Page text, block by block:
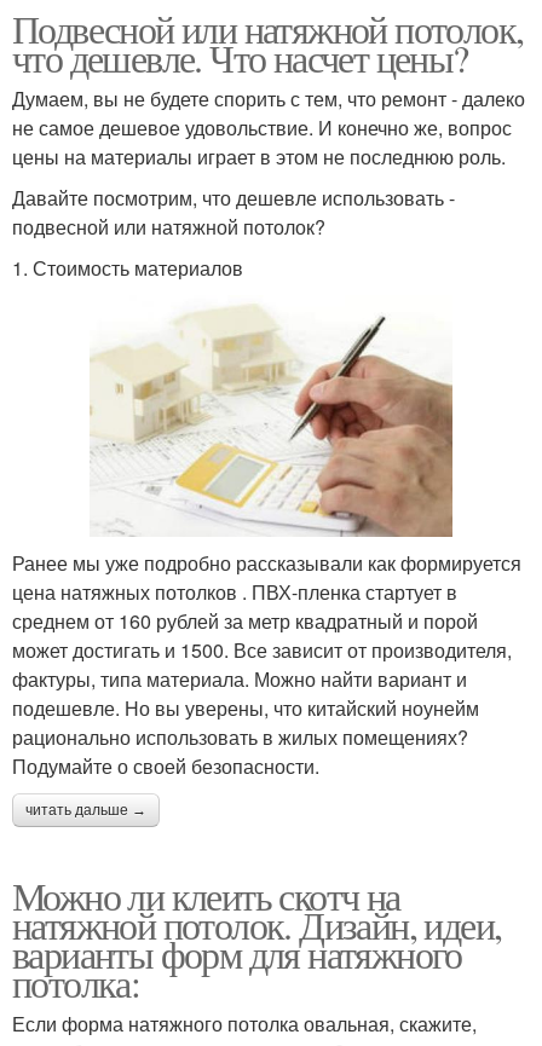
Подвесной или натяжной потолок,
что дешевле. Что насчет цены?
Думаем, вы не будете спорить с тем, что ремонт - далеко
не самое дешевое удовольствие. И конечно же, вопрос
цены на материалы играет в этом не последнюю роль.
Давайте посмотрим, что дешевле использовать -
подвесной или натяжной потолок?
1. Стоимость материалов
Ранее мы уже подробно рассказывали как формируется
цена натяжных потолков . ПВХ-пленка стартует в
среднем от 160 рублей за метр квадратный и порой
может достигать и 1500. Все зависит от производителя,
фактуры, типа материала. Можно найти вариант и
подешевле. Но вы уверены, что китайский ноунейм
рационально использовать в жилых помещениях?
Подумайте о своей безопасности.
читать дальше →
Можно ли клеить скотч на
натяжной потолок. Дизайн, идеи,
варианты форм для натяжного
потолка:
Если форма натяжного потолка овальная, скажите,